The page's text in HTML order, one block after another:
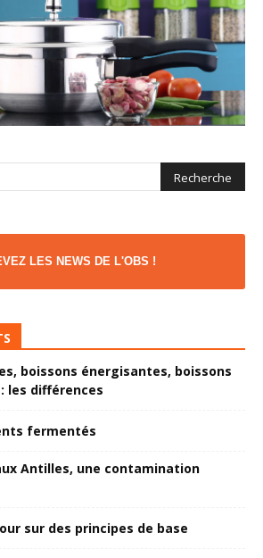
LES NEWS DE L'OBS !
boissons énergisantes, boissons
les différences
fermentés
Antilles, une contamination
sur des principes de base